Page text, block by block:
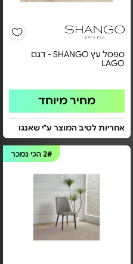
ספסל עץ SHANGO - דגם
LAGO
מחיר מיוחד
אחריות לטיב המוצר ע"י שאנגו
2#הכי נמכר